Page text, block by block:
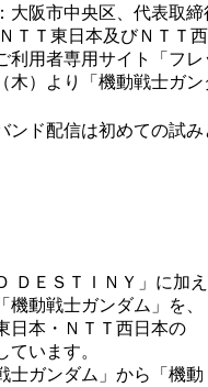
大阪市中央区、代表取締
ＴＴ東日本及びＮＴＴ
用者専用サイト「フレ
）より「機動戦士ガン
ド配信は初めての試み
ＤＥＳＴＩＮＹ」に加え
動戦士ガンダム」を、
日本・ＮＴＴ西日本の
ています。
ガンダム」から「機動